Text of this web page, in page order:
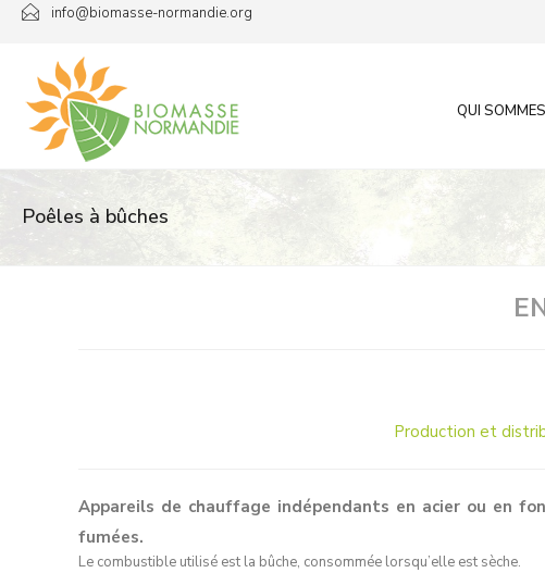
Passer
contenu
info@biomasse-normandie.org
QUI
Poêles à bûches
Production et
Appareils de chauffage indépendants en acier ou en
fumées.
Le combustible utilisé est la bûche, consommée lorsqu’elle est sèche.